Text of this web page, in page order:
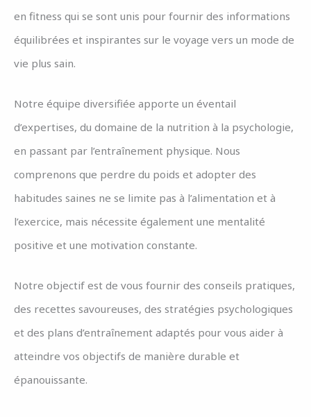
en fitness qui se sont unis pour fournir des informations
équilibrées et inspirantes sur le voyage vers un mode de
vie plus sain.
Notre équipe diversifiée apporte un éventail
d’expertises, du domaine de la nutrition à la psychologie,
en passant par l’entraînement physique. Nous
comprenons que perdre du poids et adopter des
habitudes saines ne se limite pas à l’alimentation et à
l’exercice, mais nécessite également une mentalité
positive et une motivation constante.
Notre objectif est de vous fournir des conseils pratiques,
des recettes savoureuses, des stratégies psychologiques
et des plans d’entraînement adaptés pour vous aider à
atteindre vos objectifs de manière durable et
épanouissante.